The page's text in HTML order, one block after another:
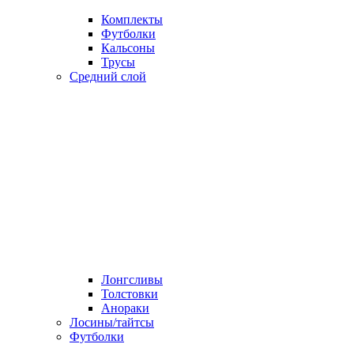
Комплекты
Футболки
Кальсоны
Трусы
Средний слой
Лонгсливы
Толстовки
Анораки
Лосины/тайтсы
Футболки